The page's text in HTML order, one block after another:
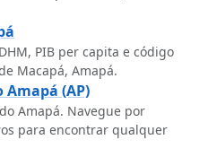
PIB per capita e código
Macapá, Amapá.
(AP)
Amapá. Navegue por
para encontrar qualquer